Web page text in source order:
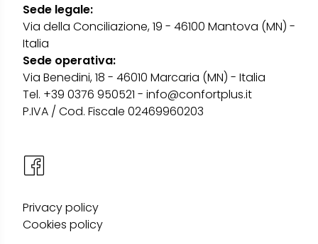
Sede legale:
Via della Conciliazione, 19 - 46100 Mantova (MN) -
Italia
Sede operativa:
Via Benedini, 18 - 46010 Marcaria (MN) - Italia
Tel. +39 0376 950521 - info@confortplus.it
P.IVA / Cod. Fiscale 02469960203
Privacy policy
Cookies policy